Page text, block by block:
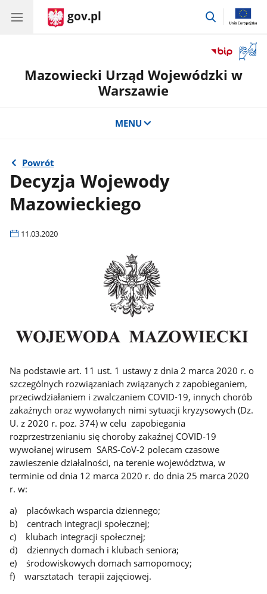
gov.pl
przejdź
okno
z
Mazowiecki Urząd Wojewódzki w
Warszawie
MENU
Powrót
Decyzja Wojewody
Mazowieckiego
11.03.2020
Na podstawie art. 11 ust. 1 ustawy z dnia 2 marca 2020 r. o
szczególnych rozwiązaniach związanych z zapobieganiem,
przeciwdziałaniem i zwalczaniem COVID-19, innych chorób
zakaźnych oraz wywołanych nimi sytuacji kryzysowych (Dz.
U. z 2020 r. poz. 374) w celu zapobiegania
rozprzestrzenianiu się choroby zakaźnej COVID-19
wywołanej wirusem SARS-CoV-2 polecam czasowe
zawieszenie działalności, na terenie województwa, w
terminie od dnia 12 marca 2020 r. do dnia 25 marca 2020
r. w:
a) placówkach wsparcia dziennego;
b) centrach integracji społecznej;
c) klubach integracji społecznej;
d) dziennych domach i klubach seniora;
e) środowiskowych domach samopomocy;
f) warsztatach terapii zajęciowej.